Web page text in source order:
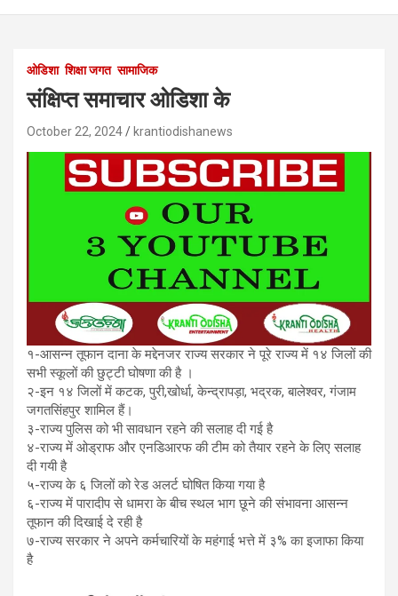
ओडिशा शिक्षा जगत सामाजिक
संक्षिप्त समाचार ओडिशा के
October 22, 2024 krantiodishanews
१-आसन्न तूफान दाना के मद्देनजर राज्य सरकार ने पूरे राज्य में १४ जिलों की
सभी स्कूलों की छुट्टी घोषणा की है ।
२-इन १४ जिलों में कटक, पुरी,खोर्धा, केन्द्रापड़ा, भद्रक, बालेश्वर, गंजाम
जगतसिंहपुर शामिल हैं।
३-राज्य पुलिस को भी सावधान रहने की सलाह दी गई है
४-राज्य में ओड्राफ और एनडिआरफ की टीम को तैयार रहने के लिए सलाह
दी गयी है
५-राज्य के ६ जिलों को रेड अलर्ट घोषित किया गया है
६-राज्य में पारादीप से धामरा के बीच स्थल भाग छूने की संभावना आसन्न
तूफान की दिखाई दे रही है
७-राज्य सरकार ने अपने कर्मचारियों के महंगाई भत्ते में ३% का इजाफा किया
है